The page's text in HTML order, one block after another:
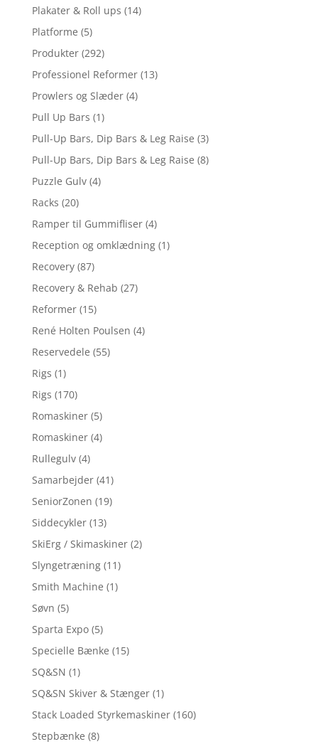
Plakater & Roll ups (14)
Platforme (5)
Produkter (292)
Professionel Reformer (13)
Prowlers og Slæder (4)
Pull Up Bars (1)
Pull-Up Bars, Dip Bars & Leg Raise (3)
Pull-Up Bars, Dip Bars & Leg Raise (8)
Puzzle Gulv (4)
Racks (20)
Ramper til Gummifliser (4)
Reception og omklædning (1)
Recovery (87)
Recovery & Rehab (27)
Reformer (15)
René Holten Poulsen (4)
Reservedele (55)
Rigs (1)
Rigs (170)
Romaskiner (5)
Romaskiner (4)
Rullegulv (4)
Samarbejder (41)
SeniorZonen (19)
Siddecykler (13)
SkiErg / Skimaskiner (2)
Slyngetræning (11)
Smith Machine (1)
Søvn (5)
Sparta Expo (5)
Specielle Bænke (15)
SQ&SN (1)
SQ&SN Skiver & Stænger (1)
Stack Loaded Styrkemaskiner (160)
Stepbænke (8)